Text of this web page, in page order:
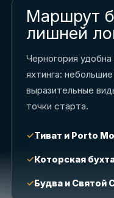
Маршрут
лишней
Черногория удобна
яхтинга:
выразительные
точки старта.
Тиват и Porto
Которская
Будва и Святой